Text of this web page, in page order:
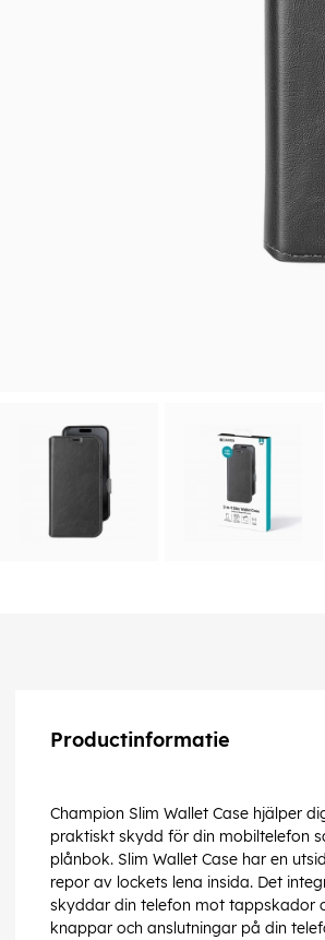
Productinformatie
Champion Slim Wallet Case hjälper
praktiskt skydd för din mobiltelefon
plånbok. Slim Wallet Case har en
repor av lockets lena insida. Det
skyddar din telefon mot tappskador
knappar och anslutningar på din